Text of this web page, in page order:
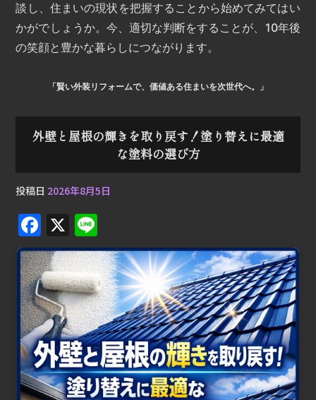
談し、住まいの現状を把握することから始めてみてはい
かがでしょうか。今、適切な判断をすることが、10年後
の笑顔と豊かな暮らしにつながります。
「賢い外装リフォームで、価値ある住まいを次世代へ。」
外壁と屋根の輝きを取り戻す！塗り替えに最適
な塗料の選び方
投稿日 2026年8月5日
F
a
c
e
b
o
o
k
X
n
e